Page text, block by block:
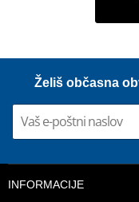
Želiš občasna
INFORMACIJE